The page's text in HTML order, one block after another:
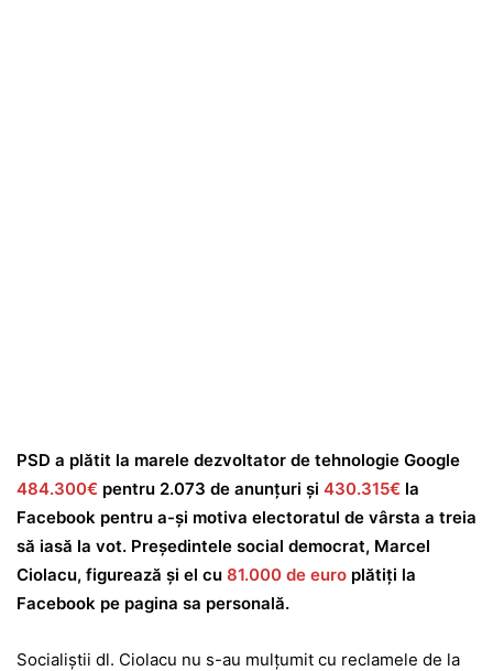
PSD a plătit la marele dezvoltator de tehnologie Google
484.300€ pentru 2.073 de anunțuri și 430.315€ la
Facebook pentru a-și motiva electoratul de vârsta a treia
să iasă la vot. Președintele social democrat, Marcel
Ciolacu, figurează și el cu 81.000 de euro plătiți la
Facebook pe pagina sa personală.
Socialiștii dl. Ciolacu nu s-au mulțumit cu reclamele de la